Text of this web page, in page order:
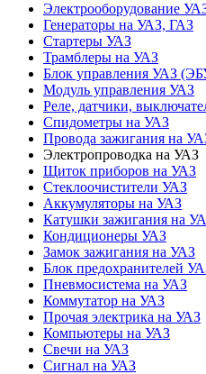
Электрооборудование
Генераторы на УАЗ, ГАЗ
Стартеры УАЗ
Трамблеры на УАЗ
Блок управления УАЗ
Модуль управления УАЗ
Реле, датчики,
Спидометры на УАЗ
Провода зажигания на
Электропроводка на УАЗ
Щиток приборов на УАЗ
Стеклоочистители УАЗ
Аккумуляторы на УАЗ
Катушки зажигания на
Кондиционеры УАЗ
Замок зажигания на УАЗ
Блок предохранителей
Пневмосистема на УАЗ
Коммутатор на УАЗ
Прочая электрика на УАЗ
Компьютеры на УАЗ
Свечи на УАЗ
Сигнал на УАЗ